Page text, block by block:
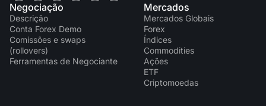
Negociação
Descrição
Conta Forex Demo
Comissões e swaps
(rollovers)
Ferramentas de Negociante
Mercados
Mercados Globais
Forex
Índices
Commodities
Ações
ETF
Criptomoedas